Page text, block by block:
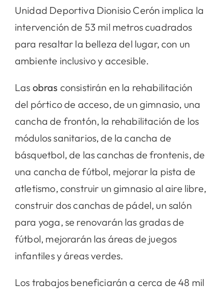
Unidad Deportiva Dionisio Cerón implica la
intervención de 53 mil metros cuadrados
para resaltar la belleza del lugar, con un
ambiente inclusivo y accesible.
Las obras consistirán en la rehabilitación
del pórtico de acceso, de un gimnasio, una
cancha de frontón, la rehabilitación de los
módulos sanitarios, de la cancha de
básquetbol, de las canchas de frontenis, de
una cancha de fútbol, mejorar la pista de
atletismo, construir un gimnasio al aire libre,
construir dos canchas de pádel, un salón
para yoga, se renovarán las gradas de
fútbol, mejorarán las áreas de juegos
infantiles y áreas verdes.
Los trabajos beneficiarán a cerca de 48 mil